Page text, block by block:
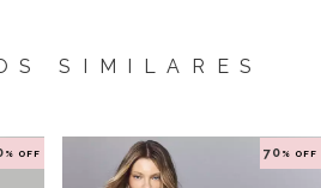
SIMILARES
% OFF 70 % OFF